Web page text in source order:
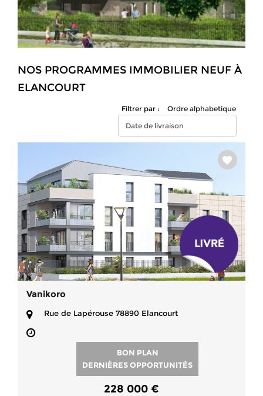
NOS PROGRAMMES IMMOBILIER NEUF À
ELANCOURT
Filtrer par : Ordre alphabetique
Vanikoro
Rue de Lapérouse 78890 Elancourt
BON PLAN
DERNIÈRES OPPORTUNITÉS
228 000 €